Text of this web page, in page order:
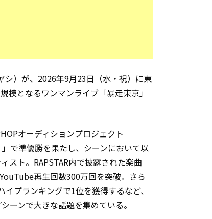
シ）が、2026年9月23日（水・祝）に東
となるワンマンライブ「暴走東京」
オーディションプロジェクト
」で準優勝を果たし、シーンにおいて以
スト。RAPSTAR内で披露された楽曲
再生回数300万回を突破。さら
プランキングで1位を獲得するなど、
ーンで大きな話題を集めている。